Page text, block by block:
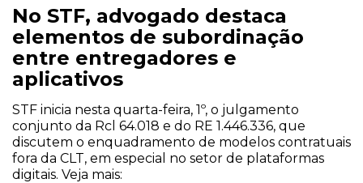
No STF, advogado destaca
elementos de subordinação
entre entregadores e
aplicativos
STF inicia nesta quarta-feira, 1º, o julgamento
conjunto da Rcl 64.018 e do RE 1.446.336, que
discutem o enquadramento de modelos contratuais
fora da CLT, em especial no setor de plataformas
digitais. Veja mais: